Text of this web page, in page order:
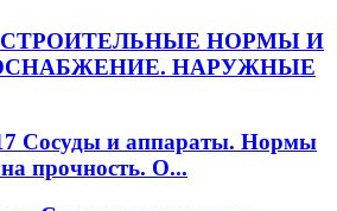
СТРОИТЕЛЬНЫЕ НОРМЫ И
НАРУЖНЫЕ
Сосуды и аппараты. Нормы
прочность. О...